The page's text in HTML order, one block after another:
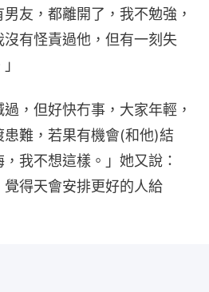
友，都離開了，我不勉強，
有怪責過他，但有一刻失
過，但好快冇事，大家年輕，
難，若果有機會(和他)結
我不想這樣。」她又說：
覺得天會安排更好的人給